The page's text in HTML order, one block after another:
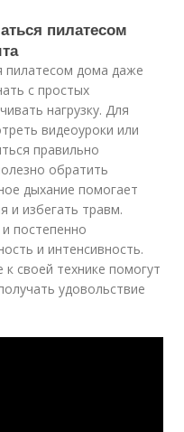
пилатесом
пилатесом дома даже
с простых
нагрузку. Для
видеоуроки или
правильно
обратить
дыхание помогает
и избегать травм.
постепенно
и интенсивность.
к своей технике помогут
удовольствие